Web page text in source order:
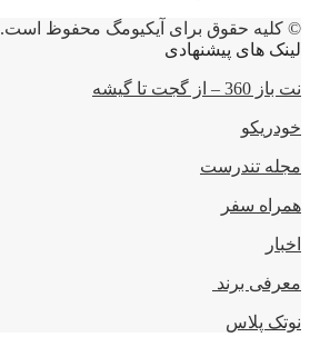
© کلیه حقوق برای آیکیومگ محفوظ است.
لینک های پیشنهادی
نت باز 360 – از گجت تا گیشه
خودریکو
مجله‌ تندرست
همراه سفر
اخبار
معرفی برند
نوتک پلاس